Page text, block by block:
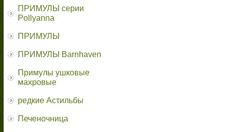
ПРИМУЛЫ серии
Pollyanna
ПРИМУЛЫ
ПРИМУЛЫ Barnhaven
Примулы ушковые
махровые
редкие Астильбы
Печеночница